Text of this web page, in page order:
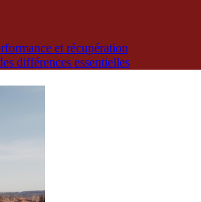
et récupération
différences essentielles